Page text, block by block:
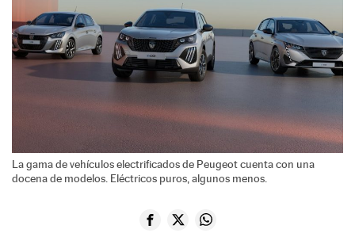
La gama de vehículos electrificados de Peugeot cuenta con una
docena de modelos. Eléctricos puros, algunos menos.